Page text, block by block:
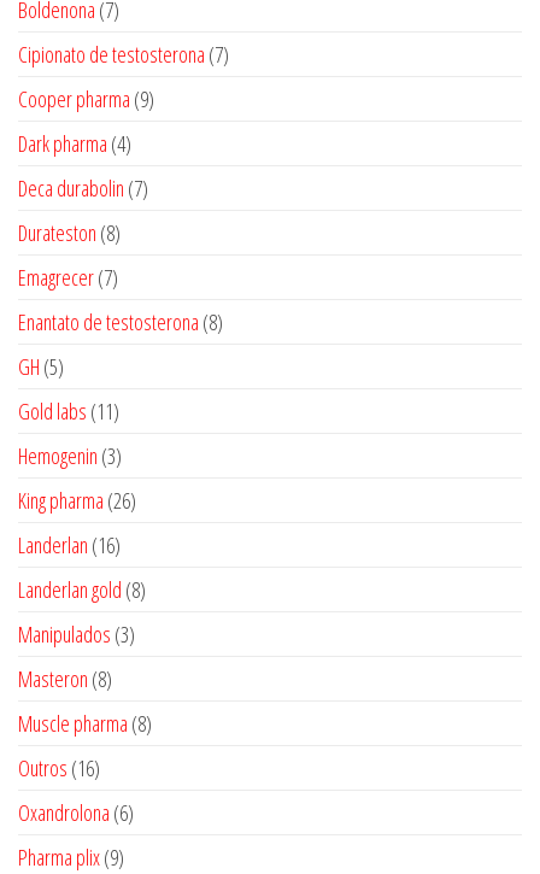
Boldenona 77
produtos
Cipionato de testosterona 77
Cooper pharma 99
Dark pharma 44
produtos
Deca durabolin 77
Durateston 88
produtos
Emagrecer 77
produtos
Enantato de testosterona 88
GH 55
produtos
Gold labs 1111
produtos
Hemogenin 33
produtos
King pharma 2626
Landerlan 1616
produtos
Landerlan gold 88
Manipulados 33
Masteron 88
produtos
Muscle pharma 88
Outros 1616
produtos
Oxandrolona 66
Pharma plix 99